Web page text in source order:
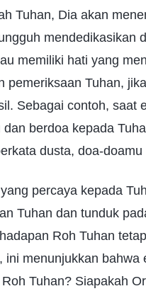
Tuhan, Dia akan
mendedikasikan
memiliki hati yang
pemeriksaan Tuhan,
Sebagai contoh, saat
dan berdoa kepada
dusta, doa-
percaya kepada
Tuhan dan tunduk
Roh Tuhan
ini menunjukkan
Tuhan? Siapakah